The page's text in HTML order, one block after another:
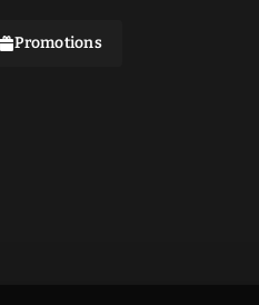
Promotions